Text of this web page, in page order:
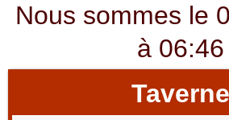
Nous sommes le
à 06:46
Taverne